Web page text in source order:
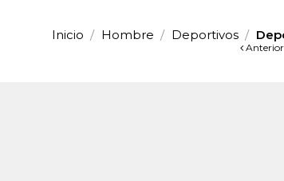
Inicio Hombre Deportivos
Anterior